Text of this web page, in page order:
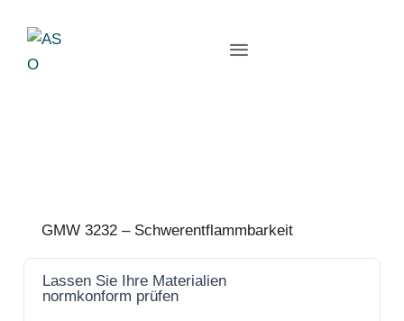
GMW 3232 – Schwerentflammbarkeit
Lassen Sie Ihre Materialien
normkonform prüfen